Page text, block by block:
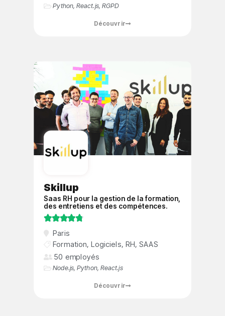
Python,React.js,RGPD
Découvrir
Skillup
Saas RH pour la gestion de la formation,
des entretiens et des compétences.

Paris
Formation,Logiciels, RH,SAAS
50 employés
Node.js,Python, React.js
Découvrir